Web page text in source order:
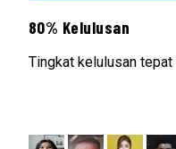
80% Kelulusan
Tingkat kelulusan